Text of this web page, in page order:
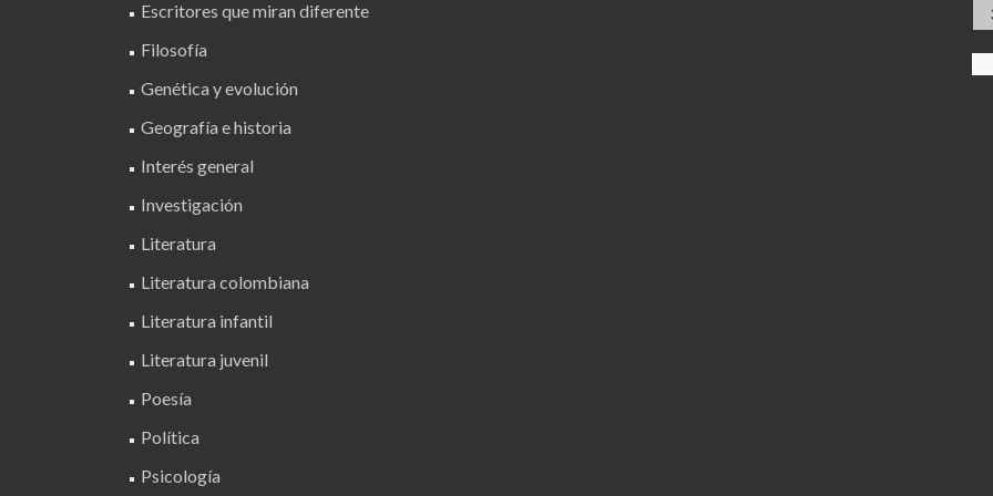
Escritores que miran diferente
Filosofía
Genética y evolución
Geografía e historia
Interés general
Investigación
Literatura
Literatura colombiana
Literatura infantil
Literatura juvenil
Poesía
Política
Psicología